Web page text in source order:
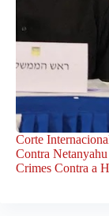
Corte
Contra
Crimes Contra a